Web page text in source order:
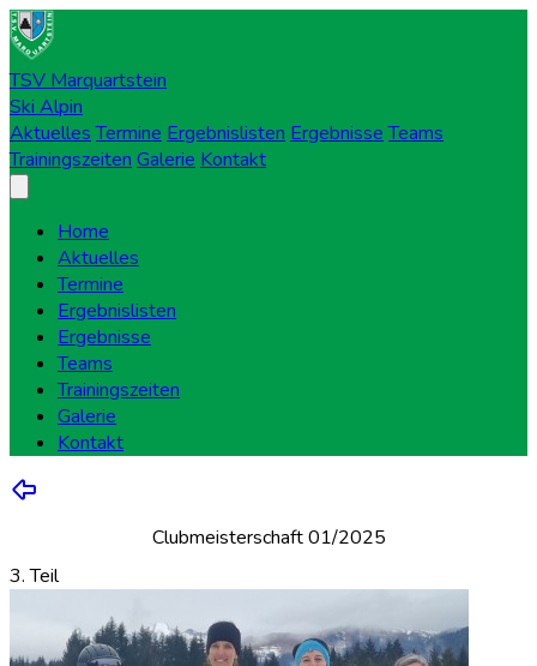
TSV Marquartstein
Ski Alpin
Aktuelles Termine Ergebnislisten Ergebnisse Teams
Trainingszeiten Galerie Kontakt
Home
Aktuelles
Termine
Ergebnislisten
Ergebnisse
Teams
Trainingszeiten
Galerie
Kontakt
Clubmeisterschaft 01/2025
3. Teil